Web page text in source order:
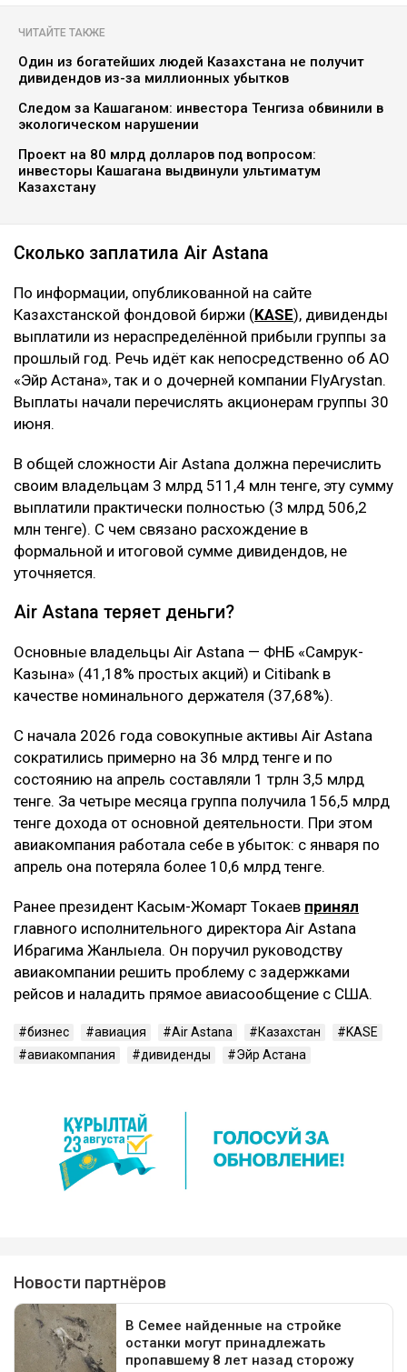
ЧИТАЙТЕ ТАКЖЕ
Один из богатейших людей Казахстана не получит
дивидендов из-за миллионных убытков
Следом за Кашаганом: инвестора Тенгиза обвинили в
экологическом нарушении
Проект на 80 млрд долларов под вопросом:
инвесторы Кашагана выдвинули ультиматум
Казахстану
Сколько заплатила Air Astana
По информации, опубликованной на сайте
Казахстанской фондовой биржи (KASE), дивиденды
выплатили из нераспределённой прибыли группы за
прошлый год. Речь идёт как непосредственно об АО
«Эйр Астана», так и о дочерней компании FlyArystan.
Выплаты начали перечислять акционерам группы 30
июня.
В общей сложности Air Astana должна перечислить
своим владельцам 3 млрд 511,4 млн тенге, эту сумму
выплатили практически полностью (3 млрд 506,2
млн тенге). С чем связано расхождение в
формальной и итоговой сумме дивидендов, не
уточняется.
Air Astana теряет деньги?
Основные владельцы Air Astana — ФНБ «Самрук-
Казына» (41,18% простых акций) и Citibank в
качестве номинального держателя (37,68%).
С начала 2026 года совокупные активы Air Astana
сократились примерно на 36 млрд тенге и по
состоянию на апрель составляли 1 трлн 3,5 млрд
тенге. За четыре месяца группа получила 156,5 млрд
тенге дохода от основной деятельности. При этом
авиакомпания работала себе в убыток: с января по
апрель она потеряла более 10,6 млрд тенге.
Ранее президент Касым-Жомарт Токаев принял
главного исполнительного директора Air Astana
Ибрагима Жанлыела. Он поручил руководству
авиакомпании решить проблему с задержками
рейсов и наладить прямое авиасообщение с США.
бизнес авиация Air Astana Казахстан
KASE
авиакомпания
дивиденды Эйр Астана